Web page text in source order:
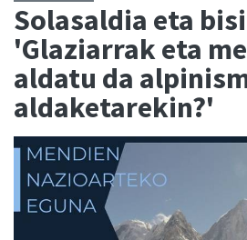
Solasaldia eta
'Glaziarrak eta
aldatu da
aldaketarekin?'